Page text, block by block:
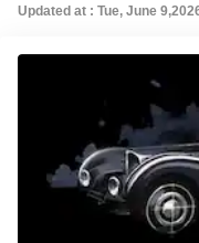
Updated at : Tue, June